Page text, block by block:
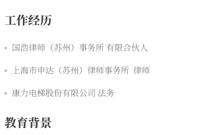
工作经历
国浩律师（苏州）事务所 有限合伙人
上海市申达（苏州）律师事务所 律师
康力电梯股份有限公司 法务
教育背景